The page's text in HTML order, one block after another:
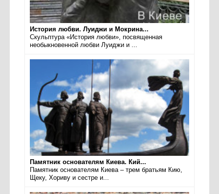
История любви. Луиджи и Мокрина...
Скульптура «История любви», посвященная
необыкновенной любви Луиджи и ...
Памятник основателям Киева. Кий...
Памятник основателям Киева – трем братьям Кию,
Щеку, Хориву и сестре и...